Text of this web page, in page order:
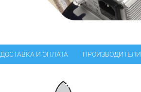
ДОСТАВКА И ОПЛАТА ПРОИЗВОДИТЕЛИ